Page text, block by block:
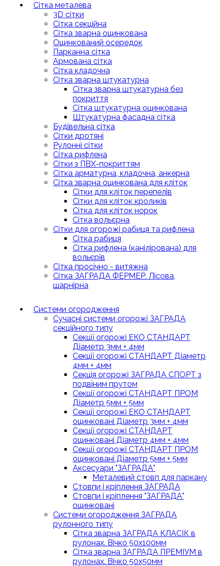
Сітка металева
3D сітки
Сітка секційна
Сітка зварна оцинкована
Оцинкований осередок
Парканна сітка
Армована сітка
Cітка кладочна
Сітка зварна штукатурна
Сітка зварна штукатурна без
покриття
Сітка штукатурна оцинкована
Штукатурна фасадна сітка
Будівельна сітка
Сітки дротяні
Рулонні сітки
Сітка рифлена
Сітки з ПВХ-покриттям
Сітка арматурна, кладочна, анкерна
Сітка зварна оцинкована для кліток
Сітки для кліток перепелів
Сітки для кліток кроликів
Сітка для кліток норок
Сітка вольєрна
Сітки для огорожі рабиця та рифлена
Сітка рабиця
Сітка рифлена (канілірована) для
вольєрів
Сітка просічно - витяжна
Сітка ЗАГРАДА ФЕРМЕР. Лісова,
шарнірна
Системи огородження
Сучасні системи огорожі ЗАГРАДА
секційного типу
Секції огорожі ЕКО СТАНДАРТ
Діаметр 3мм + 4мм
Секції огорожі СТАНДАРТ Діаметр
4мм + 4мм
Секція огорожі ЗАГРАДА СПОРТ з
подвіним прутом
Секції огорожі СТАНДАРТ ПРОМ
Діаметр 5мм + 5мм
Секції огорожі ЕКО СТАНДАРТ
оцинковані Діаметр 3мм + 4мм
Секції огорожі СТАНДАРТ
оцинковані Діаметр 4мм + 4мм
Секції огорожі СТАНДАРТ ПРОМ
оцинковані Діаметр 5мм + 5мм
Аксесуари "ЗАГРАДА"
Металевий стовп для паркану
Стовпи і кріплення ЗАГРАДА
Стовпи і кріплення "ЗАГРАДА"
оцинковані
Системи огородження ЗАГРАДА
рулонного типу
Сітка зварна ЗАГРАДА КЛАСІК в
рулонах. Вічко 50х100мм
Сітка зварна ЗАГРАДА ПРЕМІУМ в
рулонах. Вічко 50х50мм